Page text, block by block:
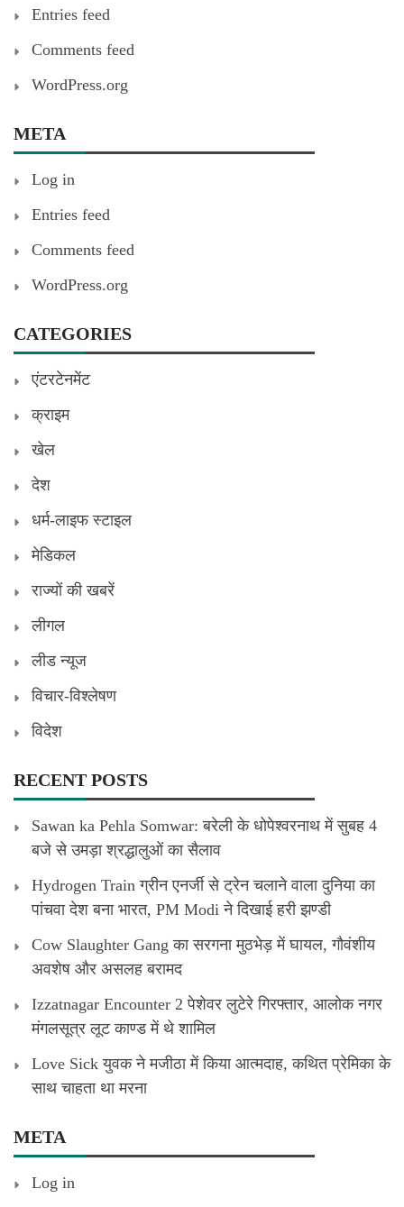
Entries feed
Comments feed
WordPress.org
META
Log in
Entries feed
Comments feed
WordPress.org
CATEGORIES
एंटरटेनमेंट
क्राइम
खेल
देश
धर्म-लाइफ स्टाइल
मेडिकल
राज्यों की खबरें
लीगल
लीड न्यूज
विचार-विश्लेषण
विदेश
RECENT POSTS
Sawan ka Pehla Somwar: बरेली के धोपेश्वरनाथ में सुबह 4
बजे से उमड़ा श्रद्धालुओं का सैलाव
Hydrogen Train ग्रीन एनर्जी से ट्रेन चलाने वाला दुनिया का
पांचवा देश बना भारत, PM Modi ने दिखाई हरी झण्डी
Cow Slaughter Gang का सरगना मुठभेड़ में घायल, गौवंशीय
अवशेष और असलह बरामद
Izzatnagar Encounter 2 पेशेवर लुटेरे गिरफ्तार, आलोक नगर
मंगलसूत्र लूट काण्‍ड में थे शामिल
Love Sick युवक ने मजीठा में किया आत्मदाह, कथित प्रेमिका के
साथ चाहता था मरना
META
Log in